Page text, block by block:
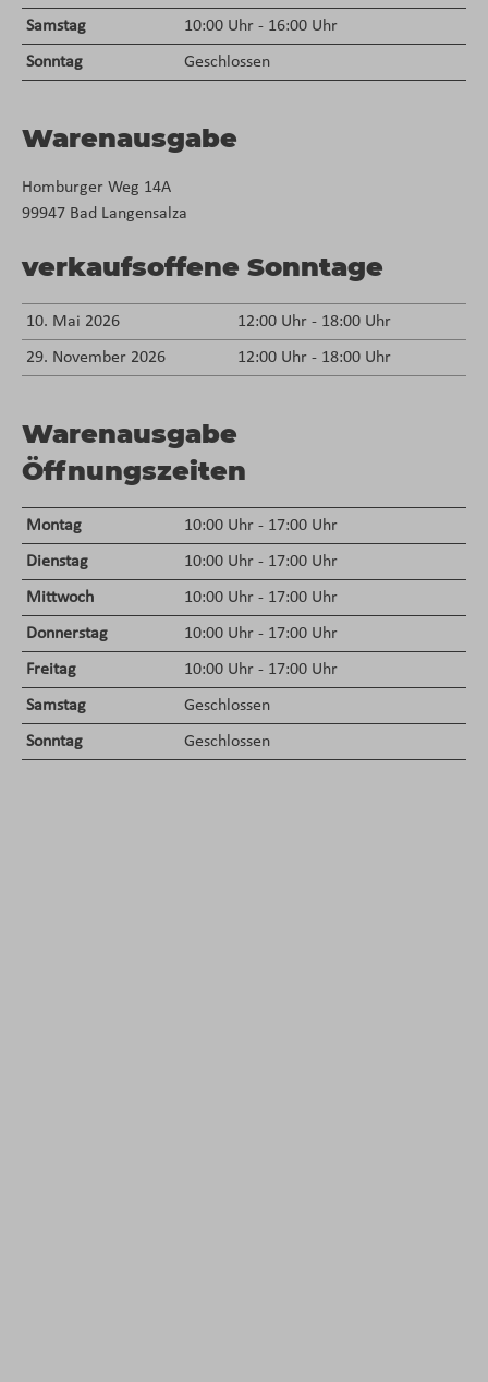
Samstag 10:00 Uhr - 16:00 Uhr
Sonntag Geschlossen
Warenausgabe
Homburger Weg 14A
99947 Bad Langensalza
verkaufsoffene Sonntage
10. Mai 2026 12:00 Uhr - 18:00 Uhr
29. November 2026 12:00 Uhr - 18:00 Uhr
Warenausgabe
Öffnungszeiten
Montag 10:00 Uhr - 17:00 Uhr
Dienstag 10:00 Uhr - 17:00 Uhr
Mittwoch 10:00 Uhr - 17:00 Uhr
Donnerstag 10:00 Uhr - 17:00 Uhr
Freitag 10:00 Uhr - 17:00 Uhr
Samstag Geschlossen
Sonntag Geschlossen